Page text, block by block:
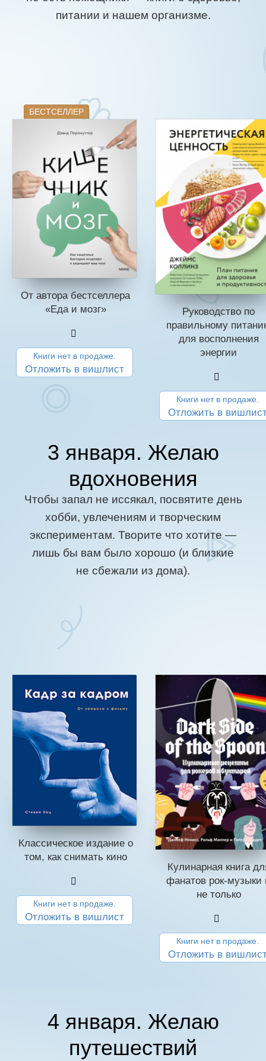
питании и нашем организме.
БЕСТСЕЛЛЕР
От автора бестселлера
«Еда и мозг»
Книги нет в продаже.
Отложить в вишлист
Руководство по
правильному
для восполнения
энергии
Книги нет в продаже.
Отложить в
3 января. Желаю
вдохновения
Чтобы запал не иссякал, посвятите день
хобби, увлечениям и творческим
экспериментам. Творите что хотите —
лишь бы вам было хорошо (и близкие
не сбежали из дома).
Классическое издание о
том, как снимать кино
Книги нет в продаже.
Отложить в вишлист
Кулинарная книга
фанатов рок-музыки
не только
Книги нет в продаже.
Отложить в
4 января. Желаю
путешествий